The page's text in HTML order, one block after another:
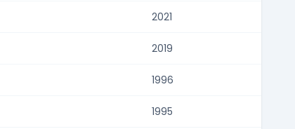
2021
2019
1996
1995